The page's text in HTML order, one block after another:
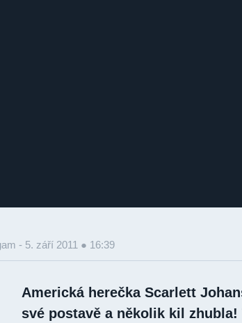
- 5. září 2011 ● 16:39
Americká herečka Scarlett
své postavě a několik kil